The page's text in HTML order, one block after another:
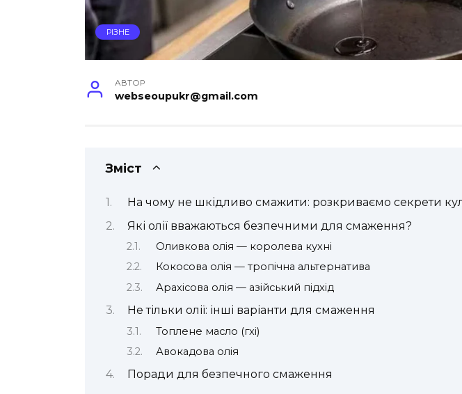
РІЗНЕ
АВТОР
webseoupukr@gmail.com
Зміст
На чому не шкідливо смажити: розкриваємо секрети
Які олії вважаються безпечними для смаження?
Оливкова олія — королева кухні
Кокосова олія — тропічна альтернатива
Арахісова олія — азійський підхід
Не тільки олії: інші варіанти для смаження
Топлене масло (гхі)
Авокадова олія
Поради для безпечного смаження